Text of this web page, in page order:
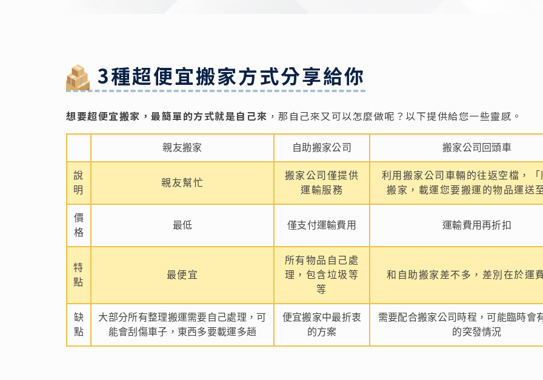
3種超便宜搬家方式分享給你
想要超便宜搬家，最簡單的方式就是自己來 ，那自己來又可以怎麼做呢？以下提供給您一些靈感。
親友搬家 自助搬家公司 搬家公司回頭車
說
明
親友幫忙
搬家公司僅提供
運輸服務
利用搬家公司車輛的往返空檔，「
搬家，載運您要搬運的物品運送
價
格
最低 僅支付運輸費用 運輸費用再折扣
特
點
最便宜
所有物品自己處
理，包含垃圾等
等
和自助搬家差不多，差別在於運
缺
點
大部分所有整理搬運需要自己處理，可
能會刮傷車子，東西多要載運多趟
便宜搬家中最折衷
的方案
需要配合搬家公司時程，可能臨時會
的突發情況